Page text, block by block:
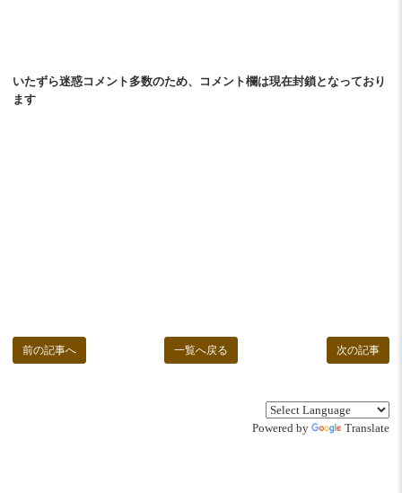
いたずら迷惑コメント多数のため、コメント欄は現在封鎖となっており
ます
次の記事
一覧へ戻る
前の記事へ
Powered by Translate